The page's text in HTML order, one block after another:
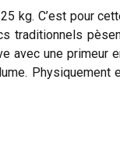
kg. C’est pour
traditionnels
avec une primeur
Physiquement